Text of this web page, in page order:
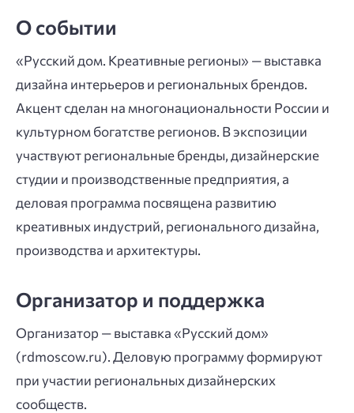
О событии
«Русский дом. Креативные регионы» — выставка
дизайна интерьеров и региональных брендов.
Акцент сделан на многонациональности России и
культурном богатстве регионов. В экспозиции
участвуют региональные бренды, дизайнерские
студии и производственные предприятия, а
деловая программа посвящена развитию
креативных индустрий, регионального дизайна,
производства и архитектуры.
Организатор и поддержка
Организатор — выставка «Русский дом»
(rdmoscow.ru). Деловую программу формируют
при участии региональных дизайнерских
сообществ.